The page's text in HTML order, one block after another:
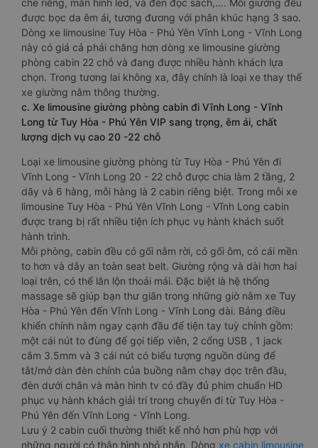
che riêng, màn hình led, và đèn đọc sách,…. Mỗi giường đều
được bọc da êm ái, tương đương với phân khúc hạng 3 sao.
Dòng xe limousine Tuy Hòa - Phú Yên Vĩnh Long - Vĩnh Long
này có giá cả phải chăng hơn dòng xe limousine giường
phòng cabin 22 chỗ và đang được nhiều hành khách lựa
chọn. Trong tương lai không xa, đây chính là loại xe thay thế
xe giường nằm thông thường.
c. Xe limousine giường phòng cabin đi Vĩnh Long - Vĩnh
Long từ Tuy Hòa - Phú Yên VIP sang trọng, êm ái, chất
lượng dịch vụ cao 20 -22 chỗ
Loại xe limousine giường phòng từ Tuy Hòa - Phú Yên đi
Vĩnh Long - Vĩnh Long 20 - 22 chỗ được chia làm 2 tầng, 2
dãy và 6 hàng, mỗi hàng là 2 cabin riêng biệt. Trong mỗi xe
limousine Tuy Hòa - Phú Yên Vĩnh Long - Vĩnh Long cabin
được trang bị rất nhiều tiện ích phục vụ hành khách suốt
hành trình.
Mỗi phòng, cabin đều có gối nằm rời, có gối ôm, có cái mền
to hơn và dây an toàn seat belt. Giường rộng và dài hơn hai
loại trên, có thể lăn lộn thoải mái. Đặc biệt là hệ thống
massage sẽ giúp bạn thư giãn trong những giờ nằm xe Tuy
Hòa - Phú Yên đến Vĩnh Long - Vĩnh Long dài. Bảng điều
khiển chính nằm ngay cạnh đầu để tiện tay tuỳ chỉnh gồm:
một cái nút to đùng để gọi tiếp viên, 2 cổng USB , 1 jack
cắm 3.5mm và 3 cái nút có biểu tượng nguồn dùng để
tắt/mở dàn đèn chính của buồng nằm chạy dọc trên đầu,
đèn dưới chân và màn hình tv có đầy đủ phim chuẩn HD
phục vụ hành khách giải trí trong chuyến đi từ Tuy Hòa -
Phú Yên đến Vĩnh Long - Vĩnh Long.
Lưu ý 2 cabin cuối thường thiết kế nhỏ hơn phù hợp với
những người có thân hình nhỏ nhắn. Dòng xe cabin limousine